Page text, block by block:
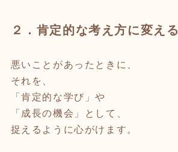
２．肯定的な考え方に変える
悪いことがあったときに、
それを、
「肯定的な学び」や
「成長の機会」として、
捉えるように心がけます。